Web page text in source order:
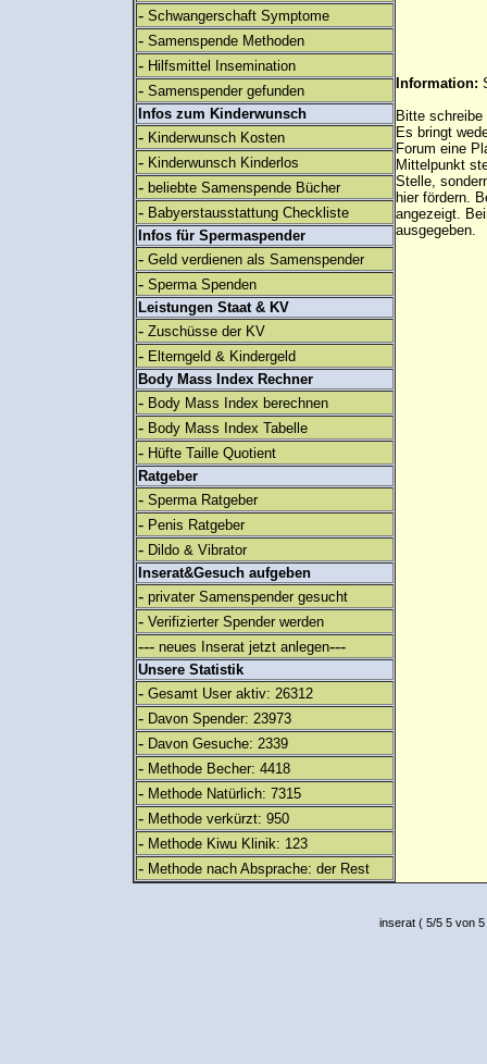
- Schwangerschaft Symptome
- Samenspende Methoden
- Hilfsmittel Insemination
- Samenspender gefunden
Infos zum Kinderwunsch
- Kinderwunsch Kosten
- Kinderwunsch Kinderlos
- beliebte Samenspende Bücher
- Babyerstausstattung Checkliste
Infos für Spermaspender
- Geld verdienen als Samenspender
- Sperma Spenden
Leistungen Staat & KV
- Zuschüsse der KV
- Elterngeld & Kindergeld
Body Mass Index Rechner
- Body Mass Index berechnen
- Body Mass Index Tabelle
- Hüfte Taille Quotient
Ratgeber
- Sperma Ratgeber
- Penis Ratgeber
- Dildo & Vibrator
Inserat&Gesuch aufgeben
- privater Samenspender gesucht
- Verifizierter Spender werden
--- neues Inserat jetzt anlegen---
Unsere Statistik
- Gesamt User aktiv: 26312
- Davon Spender: 23973
- Davon Gesuche: 2339
- Methode Becher: 4418
- Methode Natürlich: 7315
- Methode verkürzt: 950
- Methode Kiwu Klinik: 123
- Methode nach Absprache: der Rest
Information:
Bitte
Es bringt
Forum eine
Mittelpunkt
Stelle,
hier fördern.
angezeigt.
ausgegeben.
inserat( 5/5 5 von 5